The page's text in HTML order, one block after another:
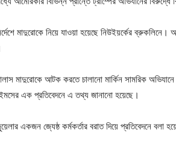
মাদুরোকে নিয়ে যাওয়া হয়েছে নিউইয়র্কের ব্রুকলিনে।
মাদুরোকে আটক করতে চালানো মার্কিন সামরিক
এক প্রতিবেদনে এ তথ্য জানানো হয়েছে।
একজন জ্যেষ্ঠ কর্মকর্তার বরাত দিয়ে প্রতিবেদনে